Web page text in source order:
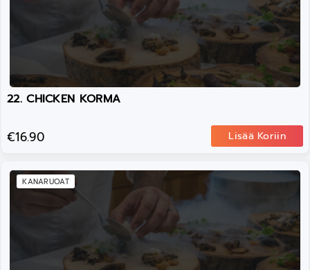
22. CHICKEN KORMA
€16.90 Lisää Koriin
KANARUOAT